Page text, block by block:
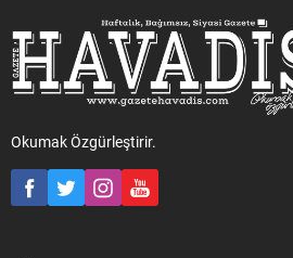
başlayan program, Şehitler
Anıtı’ndaki etkinliklerle
devam etti. Belediye Başkanı
Vahap Akay’ın yaptığı
topladı. Çerkezköy Havadis-
tarafından 30 Ağustos Zafer
Bayramı münasebetiyle
Okumak Özgürleştirir.